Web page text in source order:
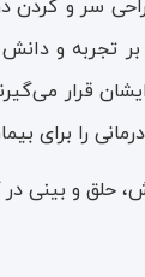
سر و گردن
بر تجربه و
قرار
درمانی را
و بینی در